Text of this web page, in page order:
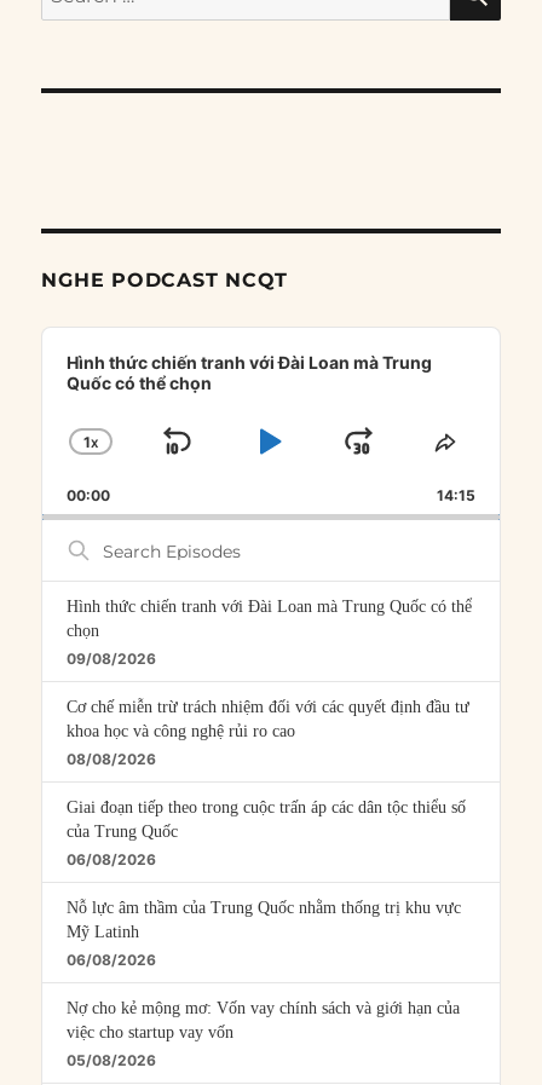
for:
NGHE PODCAST NCQT
Audio
Player
Hình thức chiến tranh với Đài Loan mà Trung
Quốc có thể chọn
CHANGE
RATE
1X
SKIP
PLAYJUMP
FORWARD
SHARE
00:00 14:15
Search
Episodes
Hình thức chiến tranh với Đài Loan mà Trung Quốc có thể
chọn
09/08/2026
Cơ chế miễn trừ trách nhiệm đối với các quyết định đầu tư
khoa học và công nghệ rủi ro cao
08/08/2026
Giai đoạn tiếp theo trong cuộc trấn áp các dân tộc thiểu số
của Trung Quốc
06/08/2026
Nỗ lực âm thầm của Trung Quốc nhằm thống trị khu vực
Mỹ Latinh
06/08/2026
Nợ cho kẻ mộng mơ: Vốn vay chính sách và giới hạn của
việc cho startup vay vốn
05/08/2026